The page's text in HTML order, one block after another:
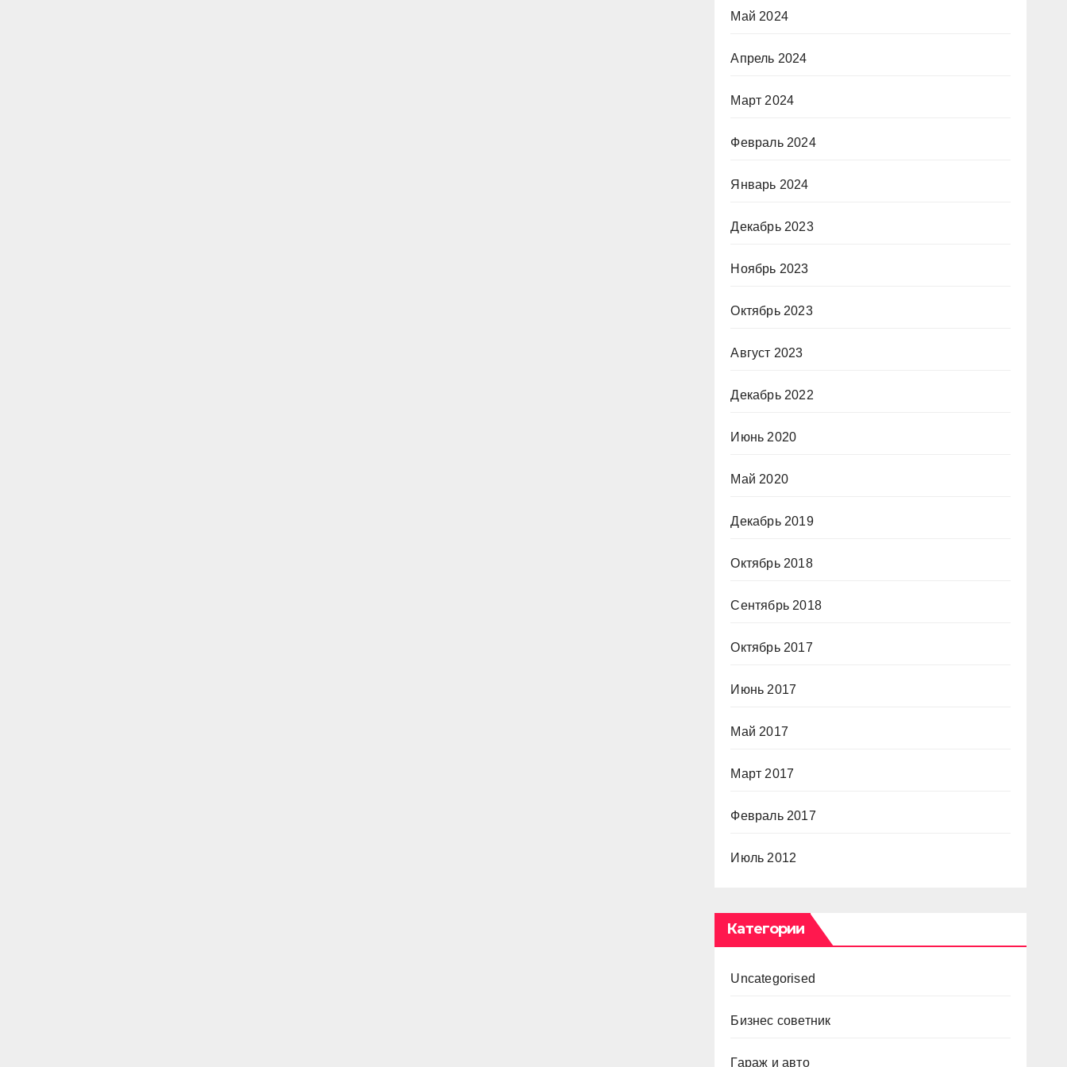
Май 2024
Апрель 2024
Март 2024
Февраль 2024
Январь 2024
Декабрь 2023
Ноябрь 2023
Октябрь 2023
Август 2023
Декабрь 2022
Июнь 2020
Май 2020
Декабрь 2019
Октябрь 2018
Сентябрь 2018
Октябрь 2017
Июнь 2017
Май 2017
Март 2017
Февраль 2017
Июль 2012
Категории
Uncategorised
Бизнес советник
Гараж и авто